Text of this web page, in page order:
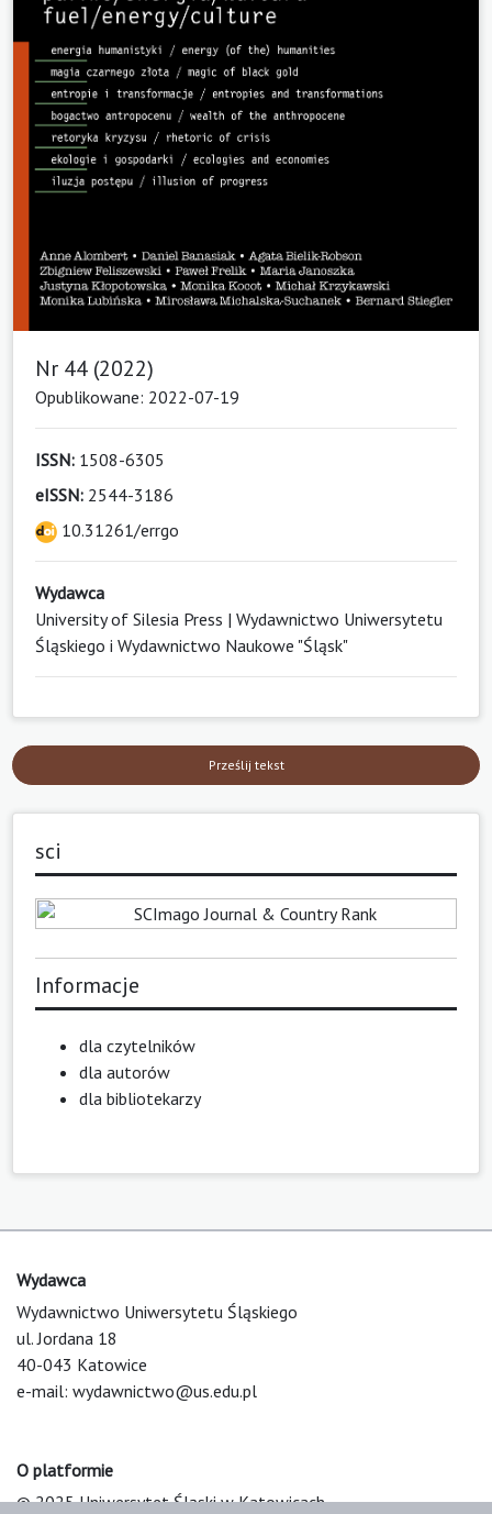
Nr 44 (2022)
Opublikowane: 2022-07-19
ISSN: 1508-6305
eISSN: 2544-3186
10.31261/errgo
Wydawca
University of Silesia Press | Wydawnictwo Uniwersytetu
Śląskiego i Wydawnictwo Naukowe "Śląsk"
Prześlij tekst
sci
Informacje
dla czytelników
dla autorów
dla bibliotekarzy
Wydawca
Wydawnictwo Uniwersytetu Śląskiego
ul. Jordana 18
40-043 Katowice
e-mail: wydawnictwo@us.edu.pl
O platformie
© 2025 Uniwersytet Śląski w Katowicach